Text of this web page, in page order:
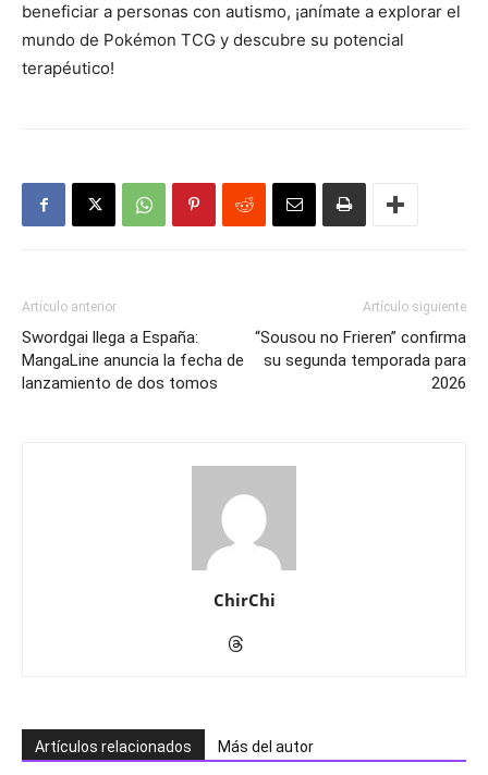
beneficiar a personas con autismo, ¡anímate a explorar el
mundo de Pokémon TCG y descubre su potencial
terapéutico!
Artículo anterior
Swordgai llega a España:
MangaLine anuncia la fecha de
lanzamiento de dos tomos
Artículo siguiente
“Sousou no Frieren” confirma
su segunda temporada para
2026
ChirChi
Artículos relacionados Más del autor